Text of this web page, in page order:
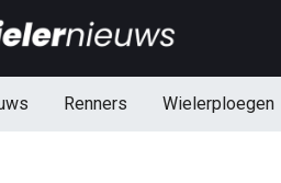
Renners Wielerploegen